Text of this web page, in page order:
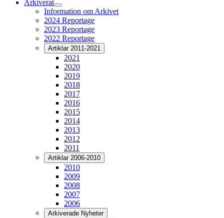
Arkiverat
Information om Arkivet
2024 Reportage
2023 Reportage
2022 Reportage
Artiklar 2011-2021
2021
2020
2019
2018
2017
2016
2015
2014
2013
2012
2011
Artiklar 2006-2010
2010
2009
2008
2007
2006
Arkiverade Nyheter